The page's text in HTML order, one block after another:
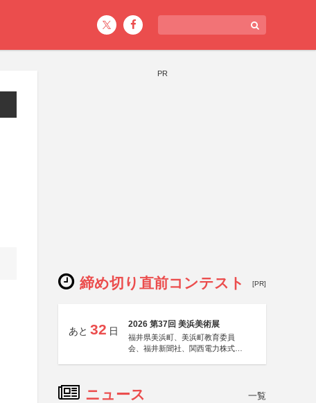
PR
締め切り直前コンテスト [PR]
あと 32 日
2026 第37回 美浜美術展
福井県美浜町、美浜町教育委員
会、福井新聞社、関西電力株式会
ニュース 一覧